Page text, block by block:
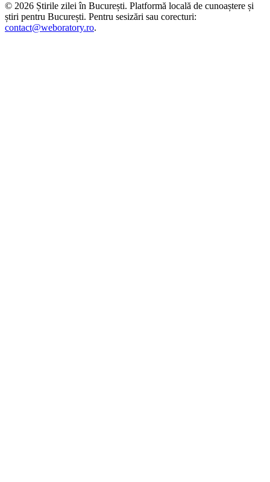
© 2026 Știrile zilei în București. Platformă locală de cunoaștere și
știri pentru București. Pentru sesizări sau corecturi:
contact@weboratory.ro.